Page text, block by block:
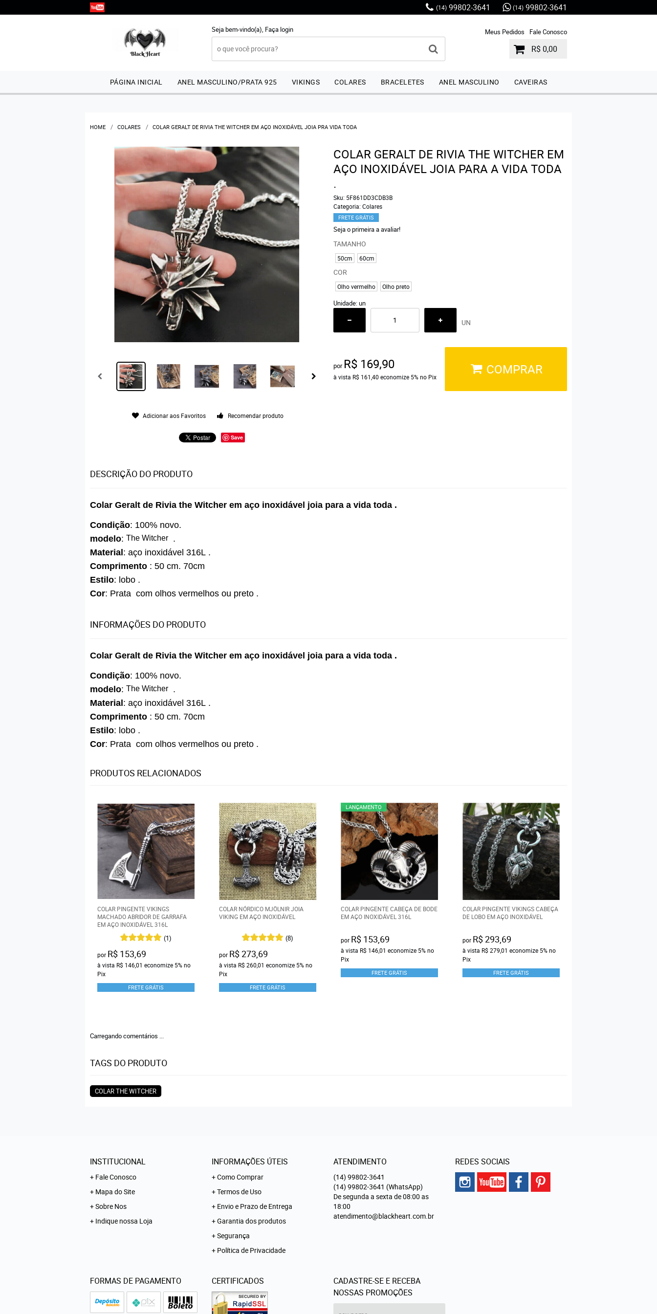
(14) 99802-3641 (14) 99802-3641
Seja bem-vindo(a), Faça login Meus Pedidos Fale Conosco
R$ 0,00
PÁGINA INICIAL ANEL MASCULINO/PRATA 925 VIKINGS COLARES BRACELETES ANEL MASCULINO CAVEIRAS
HOME COLARES COLAR GERALT DE RIVIA THE WITCHER EM AÇO INOXIDÁVEL JOIA PRA VIDA TODA
Adicionar aos Favoritos Recomendar produto
Save
COLAR GERALT DE RIVIA THE WITCHER EM
AÇO INOXIDÁVEL JOIA PARA A VIDA TODA
.
Sku: 5F861DD3CDB3B
Categoria: Colares
FRETE GRÁTIS
Seja o primeira a avaliar!
TAMANHO
50cm 60cm
COR
Olho vermelho Olho preto
Unidade: un
UN
por R$ 169,90
à vista R$ 161,40 economize 5% no Pix COMPRAR
DESCRIÇÃO DO PRODUTO
Colar Geralt de Rivia the Witcher em aço inoxidável joia para a vida toda .
Condição: 100% novo.
modelo: The Witcher
.
Material : aço inoxidável 316L .
Comprimento : 50 cm. 70cm
Estilo: lobo .
Cor: Prata com olhos vermelhos ou preto .
INFORMAÇÕES DO PRODUTO
Colar Geralt de Rivia the Witcher em aço inoxidável joia para a vida toda .
Condição: 100% novo.
modelo: The Witcher
.
Material : aço inoxidável 316L .
Comprimento : 50 cm. 70cm
Estilo: lobo .
Cor: Prata com olhos vermelhos ou preto .
PRODUTOS RELACIONADOS
COLAR PINGENTE VIKINGS
MACHADO ABRIDOR DE GARRAFA
EM AÇO INOXIDÁVEL 316L
(1)
por R$ 153,69
à vista R$ 146,01 economize 5%no
Pix
FRETE GRÁTIS
COLAR NÓRDICO MJÖLNIR JOIA
VIKING EM AÇO INOXIDÁVEL
(8)
por R$ 273,69
à vista R$ 260,01 economize 5%no
Pix
FRETE GRÁTIS
LANÇAMENTO
COLAR PINGENTE CABEÇA DE BODE
EM AÇO INOXIDÁVEL 316L
por R$ 153,69
à vista R$ 146,01 economize 5%no
Pix
FRETE GRÁTIS
COLAR PINGENTE VIKINGS CABEÇA
DE LOBO EM AÇO INOXIDÁVEL
por R$ 293,69
à vista R$ 279,01 economize 5%no
Pix
FRETE GRÁTIS
Carregando comentários ...
TAGS DO PRODUTO
COLAR THE WITCHER
INSTITUCIONAL
Fale Conosco
Mapa do Site
Sobre Nos
Indique nossa Loja
INFORMAÇÕES ÚTEIS
Como Comprar
Termos de Uso
Envio e Prazo de Entrega
Garantia dos produtos
Segurança
Política de Privacidade
ATENDIMENTO
(14) 99802-3641
(14) 99802-3641 (WhatsApp)
De segunda a sexta de 08:00 as
18:00
atendimento@blackheart.com.br
REDES SOCIAIS
FORMAS DE PAGAMENTO CERTIFICADOS
CADASTRE-SE E RECEBA
NOSSAS PROMOÇÕES